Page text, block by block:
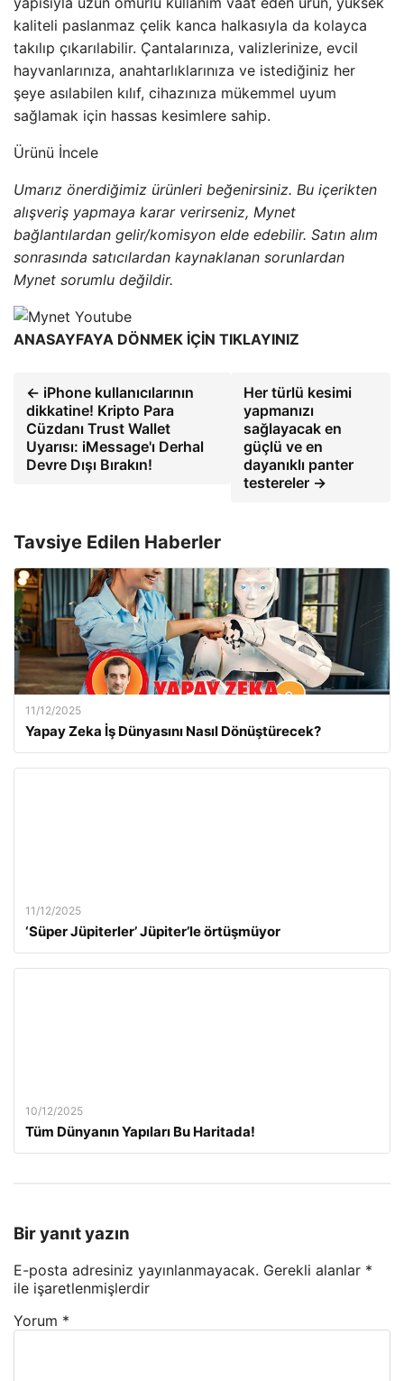
kaliteli paslanmaz çelik kanca halkasıyla da kolayca
takılıp çıkarılabilir. Çantalarınıza, valizlerinize, evcil
hayvanlarınıza, anahtarlıklarınıza ve istediğiniz her
şeye asılabilen kılıf, cihazınıza mükemmel uyum
sağlamak için hassas kesimlere sahip.
Ürünü İncele
Umarız önerdiğimiz ürünleri beğenirsiniz. Bu içerikten
alışveriş yapmaya karar verirseniz, Mynet
bağlantılardan gelir/komisyon elde edebilir. Satın alım
sonrasında satıcılardan kaynaklanan sorunlardan
Mynet sorumlu değildir.
ANASAYFAYA DÖNMEK İÇİN TIKLAYINIZ
← iPhone kullanıcılarının
dikkatine! Kripto Para
Cüzdanı Trust Wallet
Uyarısı: iMessage'ı Derhal
Devre Dışı Bırakın!
Her türlü kesimi
yapmanızı
sağlayacak en
güçlü ve en
dayanıklı panter
testereler →
Tavsiye Edilen Haberler
11/12/2025
Yapay Zeka İş Dünyasını Nasıl Dönüştürecek?
11/12/2025
‘Süper Jüpiterler’ Jüpiter’le örtüşmüyor
10/12/2025
Tüm Dünyanın Yapıları Bu Haritada!
Bir yanıt yazın
E-posta adresiniz yayınlanmayacak. Gerekli alanlar *
ile işaretlenmişlerdir
Yorum *